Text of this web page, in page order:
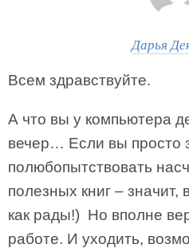
Дарья
Всем здравствуйте.
А что вы у компьютера
вечер… Если вы просто
полюбопытствовать
полезных книг – значит,
как рады!) Но вполне
работе. И уходить,